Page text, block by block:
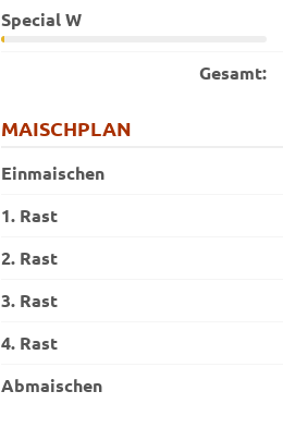
Special W
Gesamt:
MAISCHPLAN
Einmaischen
1. Rast
2. Rast
3. Rast
4. Rast
Abmaischen